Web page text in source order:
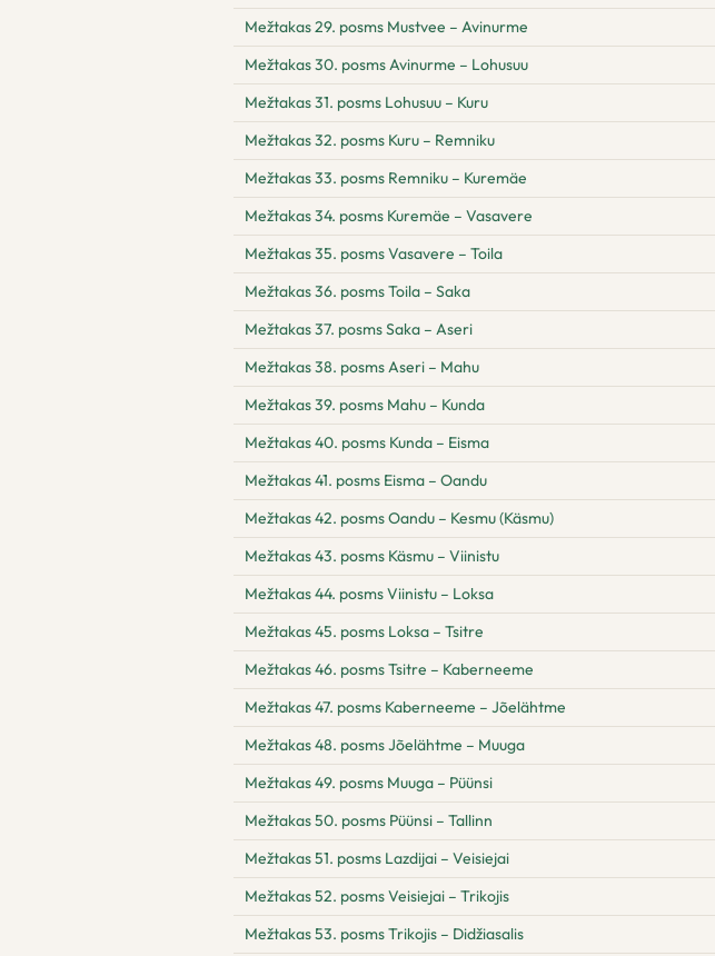
Mežtakas 29. posms Mustvee – Avinurme
Mežtakas 30. posms Avinurme – Lohusuu
Mežtakas 31. posms Lohusuu – Kuru
Mežtakas 32. posms Kuru – Remniku
Mežtakas 33. posms Remniku – Kuremäe
Mežtakas 34. posms Kuremäe – Vasavere
Mežtakas 35. posms Vasavere – Toila
Mežtakas 36. posms Toila – Saka
Mežtakas 37. posms Saka – Aseri
Mežtakas 38. posms Aseri – Mahu
Mežtakas 39. posms Mahu – Kunda
Mežtakas 40. posms Kunda – Eisma
Mežtakas 41. posms Eisma – Oandu
Mežtakas 42. posms Oandu – Kesmu (Käsmu)
Mežtakas 43. posms Käsmu – Viinistu
Mežtakas 44. posms Viinistu – Loksa
Mežtakas 45. posms Loksa – Tsitre
Mežtakas 46. posms Tsitre – Kaberneeme
Mežtakas 47. posms Kaberneeme – Jõelähtme
Mežtakas 48. posms Jõelähtme – Muuga
Mežtakas 49. posms Muuga – Püünsi
Mežtakas 50. posms Püünsi – Tallinn
Mežtakas 51. posms Lazdijai – Veisiejai
Mežtakas 52. posms Veisiejai – Trikojis
Mežtakas 53. posms Trikojis – Didžiasalis